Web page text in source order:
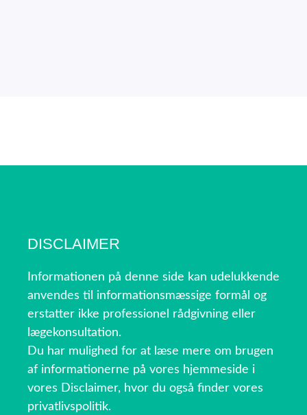
DISCLAIMER
Informationen på denne side kan udelukkende
anvendes til informationsmæssige formål og
erstatter ikke professionel rådgivning eller
lægekonsultation.
Du har mulighed for at læse mere om brugen
af informationerne på vores hjemmeside i
vores Disclaimer, hvor du også finder vores
privatlivspolitik.